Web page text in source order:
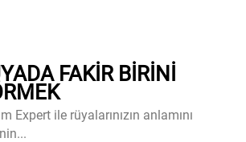
FAKIR BIRINI
Expert ile rüyalarınızın anlamını